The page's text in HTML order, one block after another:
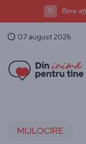
👋 Bine
07 august 2026
MIJLOCIRE